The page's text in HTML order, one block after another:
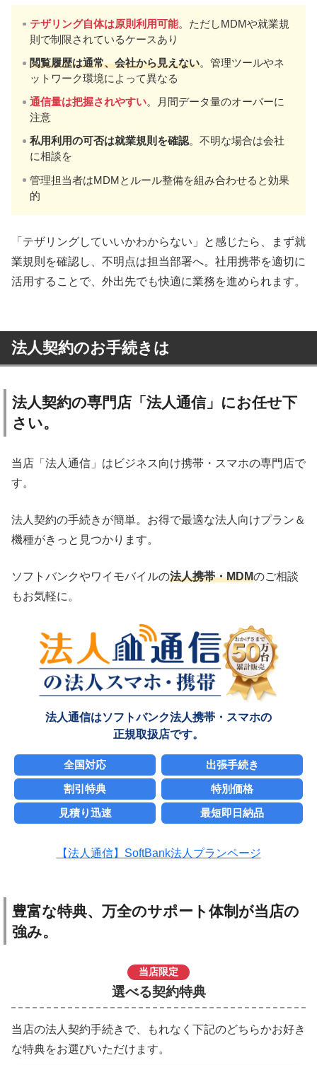
テザリング自体は原則利用可能。ただしMDMや就業規
則で制限されているケースあり
閲覧履歴は通常、会社から見えない。管理ツールやネ
ットワーク環境によって異なる
通信量は把握されやすい。月間データ量のオーバーに
注意
私用利用の可否は就業規則を確認。不明な場合は会社
に相談を
管理担当者はMDMとルール整備を組み合わせると効果
的
「テザリングしていいかわからない」と感じたら、まず就
業規則を確認し、不明点は担当部署へ。社用携帯を適切に
活用することで、外出先でも快適に業務を進められます。
法人契約のお手続きは
法人契約の専門店「法人通信」にお任せ下
さい。
当店「法人通信」はビジネス向け携帯・スマホの専門店で
す。
法人契約の手続きが簡単。お得で最適な法人向けプラン＆
機種がきっと見つかります。
ソフトバンクやワイモバイルの法人携帯・MDMのご相談
もお気軽に。
法人通信はソフトバンク法人携帯・スマホの
正規取扱店です。
全国対応
出張手続き
割引特典
特別価格
見積り迅速
最短即日納品
【法人通信】SoftBank法人プランページ
豊富な特典、万全のサポート体制が当店の
強み。
当店限定
選べる契約特典
当店の法人契約手続きで、もれなく下記のどちらかお好き
な特典をお選びいただけます。